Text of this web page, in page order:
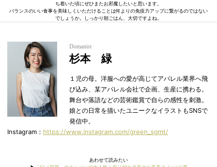
ち着いた頃にぜひまたお邪魔したいと思います。
バランスのいい食事を美味しくいただけることは何よりの免疫力アップに繋がるのではない
でしょうか。しっかり朝ごはん、大切ですよね。
Domanist
杉本 緑
１児の母。洋服への愛が高じてアパレル業界へ飛
び込み、某アパレル会社で企画、生産に携わる。
舞台や落語などの芸術鑑賞で自らの感性を刺激。
娘との日常を描いたユニークなイラストもSNSで
発信中。
Instagram： https://www.instagram.com/green_sgmt/
あわせて読みたい